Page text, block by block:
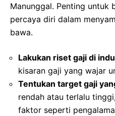
Manunggal. Penting untuk
percaya diri dalam
bawa.
Lakukan riset gaji di
kisaran gaji yang wajar
Tentukan target gaji
rendah atau terlalu
faktor seperti